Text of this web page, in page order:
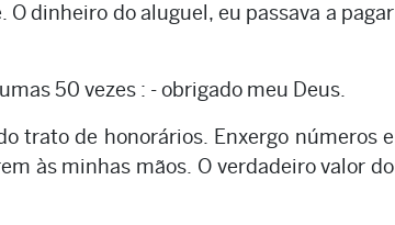
dinheiro do aluguel, eu passava a pagar
50 vezes : - obrigado meu Deus.
trato de honorários. Enxergo números e
às minhas mãos. O verdadeiro valor do